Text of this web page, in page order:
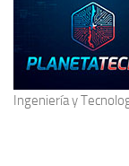
Ingeniería y